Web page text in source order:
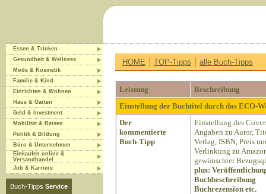
Essen & Trinken
Gesundheit & Wellness
Mode & Kosmetik
Familie & Kind
Einrichten & Wohnen
Haus & Garten
Geld & Investment
Mobilität & Reisen
Politik & Bildung
Büro & Unternehmen
Einkaufen online &
Versandhandel
Job & Karriere
Buch-Tipps Service
HOME | TOP-Tipps | alle Buch-Tipps
Leistung
Beschreibung
Einstellung der Buchtitel durch das ECO-
Der
kommentierte
Buch-Tipp
Einstellung des
Angaben zu Autor,
Verlag, ISBN, Preis
Verlinkung zu
gewünschter
plus:
Buchbeschreibung
Buchrezension etc.